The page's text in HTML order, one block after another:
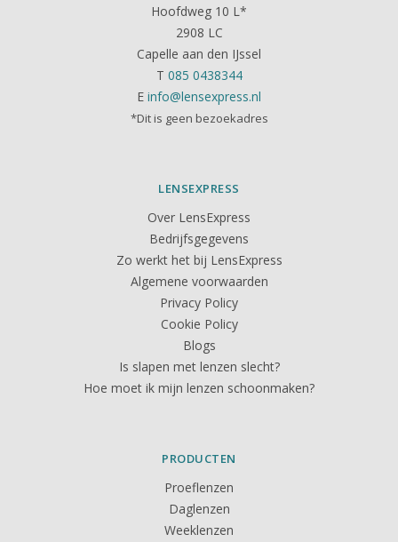
Hoofdweg 10 L*
2908 LC
Capelle aan den IJssel
T 085 0438344
E info@lensexpress.nl
*Dit is geen bezoekadres
LENSEXPRESS
Over LensExpress
Bedrijfsgegevens
Zo werkt het bij LensExpress
Algemene voorwaarden
Privacy Policy
Cookie Policy
Blogs
Is slapen met lenzen slecht?
Hoe moet ik mijn lenzen schoonmaken?
PRODUCTEN
Proeflenzen
Daglenzen
Weeklenzen